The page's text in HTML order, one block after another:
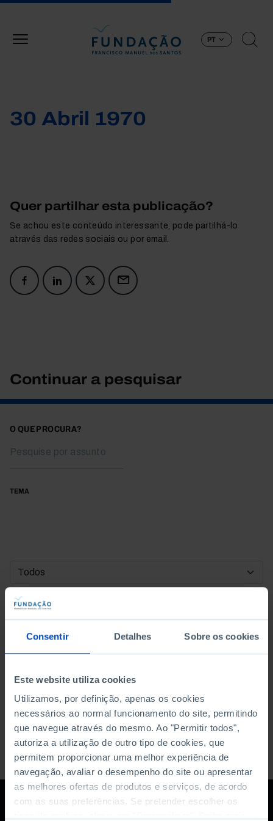
Consentir Detalhes Sobre os cookies
Este website utiliza cookies
Utilizamos, por definição, apenas os cookies
necessários ao normal funcionamento do site, permitindo
que navegue através do mesmo. Ao "Permitir todos",
autoriza a utilização de outro tipo de cookies, que
permitem proporcionar uma melhor experiência de
navegação, avaliar o desempenho do site ou apresentar
as melhores ofertas de produtos e serviços, de acordo
com as suas preferências. Se pretender escolher os
PT
30 Abril 1970
Quer partilhar esta publicação?
Se achou este conteúdo interessante, pode partilhá-lo
através das redes sociais ou por email.
Continuar a pesquisar
O QUE PROCURA?
TEMA
DATA DE INÍCIO
DATA DE FIM